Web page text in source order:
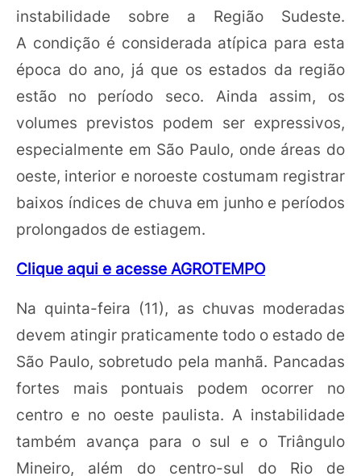
instabilidade sobre a Região Sudeste.
A condição é considerada atípica para esta
época do ano, já que os estados da região
estão no período seco. Ainda assim, os
volumes previstos podem ser expressivos,
especialmente em São Paulo, onde áreas do
oeste, interior e noroeste costumam registrar
baixos índices de chuva em junho e períodos
prolongados de estiagem.
Clique aqui e acesse AGROTEMPO
Na quinta-feira (11), as chuvas moderadas
devem atingir praticamente todo o estado de
São Paulo, sobretudo pela manhã. Pancadas
fortes mais pontuais podem ocorrer no
centro e no oeste paulista. A instabilidade
também avança para o sul e o Triângulo
Mineiro, além do centro-sul do Rio de